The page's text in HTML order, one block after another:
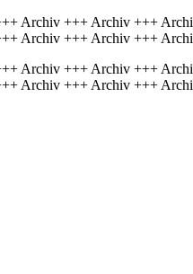
Archiv +++ Archiv +++
Archiv +++ Archiv +++
Archiv +++ Archiv +++
Archiv +++ Archiv +++